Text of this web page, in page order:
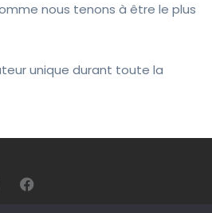
nous tenons à être le plus
unique durant toute la